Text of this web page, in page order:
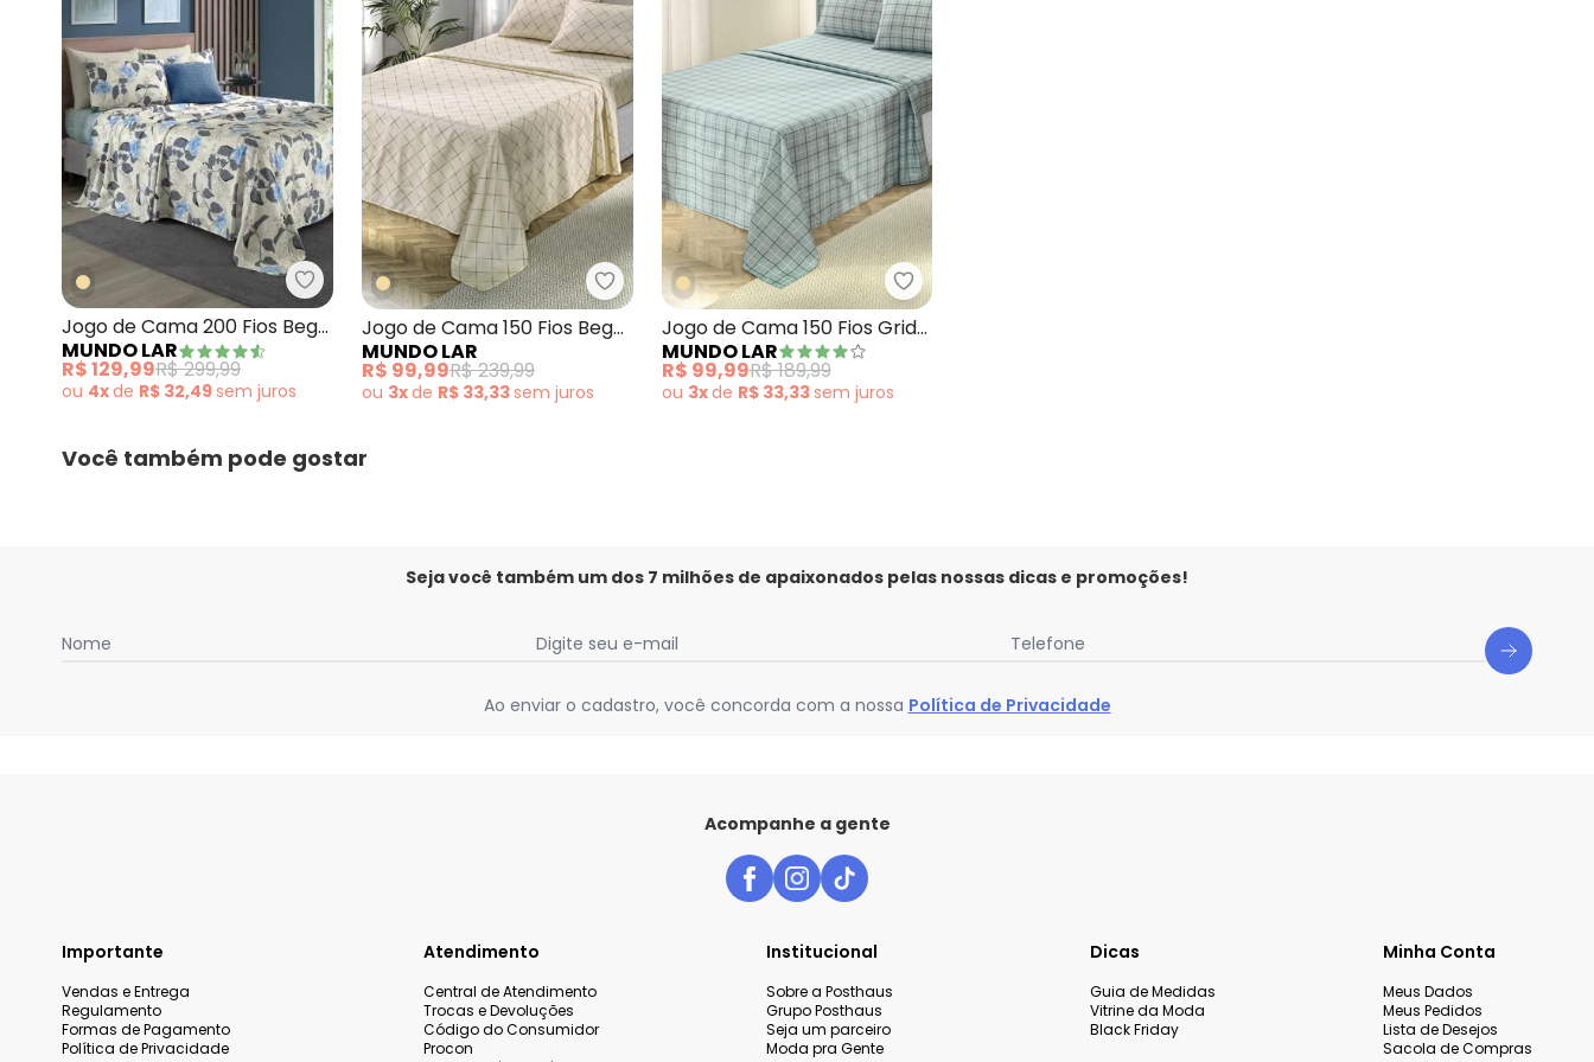
Mundo Lar - Jogo de Cama 200 Fios Bege Queen 4 Peças
Jogo de Cama 200 Fios Bege
Queen 4 Peças
MUNDO LAR
R$ 129,99R$ 299,99
ou 4xde R$ 32,49sem juros
Mundo Lar - Jogo de Cama 150 Fios Bege Queen 4 Peças
Jogo de Cama 150 Fios Bege
Queen 4 Peças
MUNDO LAR
R$ 99,99R$ 239,99
ou 3xde R$ 33,33sem juros
Mundo Lar - Jogo de Cama 150 Fios Grid Queen 4 Peças
Jogo de Cama 150 Fios Grid
Queen 4 Peças
MUNDO LAR
R$ 99,99R$ 189,99
ou 3xde R$ 33,33sem juros
Você também pode gostar
Seja você também um dos 7 milhões de apaixonados pelas nossas dicas e promoções!
Nome Digite seu e-mail Telefone
Ao enviar o cadastro, você concorda com a nossa Política de Privacidade
Acompanhe a gente
Importante
Vendas e Entrega
Regulamento
Formas de Pagamento
Política de Privacidade
Atendimento
Central de Atendimento
Trocas e Devoluções
Código do Consumidor
Procon
Institucional
Sobre a Posthaus
Grupo Posthaus
Seja um parceiro
Moda pra Gente
Dicas
Guia de Medidas
Vitrine da Moda
Black Friday
Minha Conta
Meus Dados
Meus Pedidos
Lista de Desejos
Sacola de Compras